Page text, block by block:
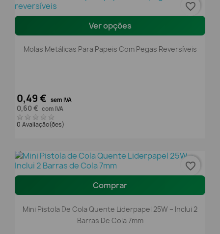
Ver opções
Molas Metálicas Para Papeis Com Pegas Reversíveis
0,49 € sem IVA
0,60 € com IVA
0 Avaliação(ões)
favorite_border
Comprar
Mini Pistola De Cola Quente Liderpapel 25W – Inclui 2
Barras De Cola 7mm
favorite_border